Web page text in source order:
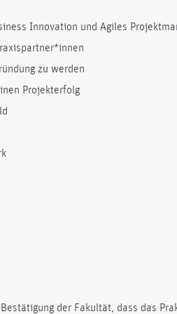
Innovation und Agiles
zu werden
Projekterfolg
der Fakultät, dass das